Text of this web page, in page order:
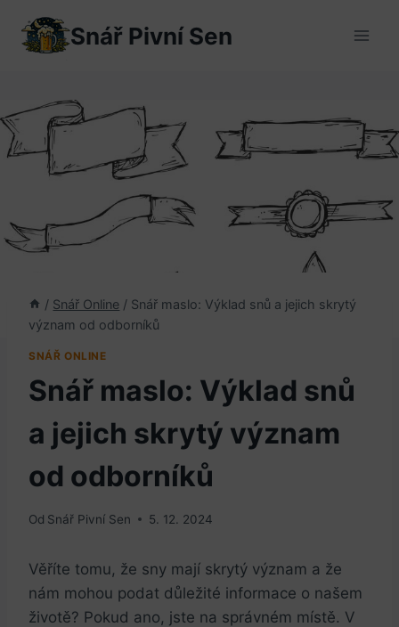
obsah
Snář Pivní Sen
/ Snář Online / Snář maslo: Výklad snů a jejich skrytý
význam od odborníků
SNÁŘ ONLINE
Snář maslo: Výklad snů
a jejich skrytý význam
od odborníků
Od Snář Pivní Sen 5. 12. 2024
Věříte tomu, že sny mají skrytý ‌význam a ⁢že
nám ‍mohou ⁤podat důležité informace o našem
životě? ⁢Pokud ano, jste na správném místě. V